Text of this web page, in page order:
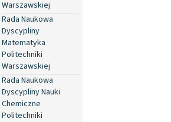
Warszawskiej
Rada Naukowa
Dyscypliny
Matematyka
Politechniki
Warszawskiej
Rada Naukowa
Dyscypliny Nauki
Chemiczne
Politechniki